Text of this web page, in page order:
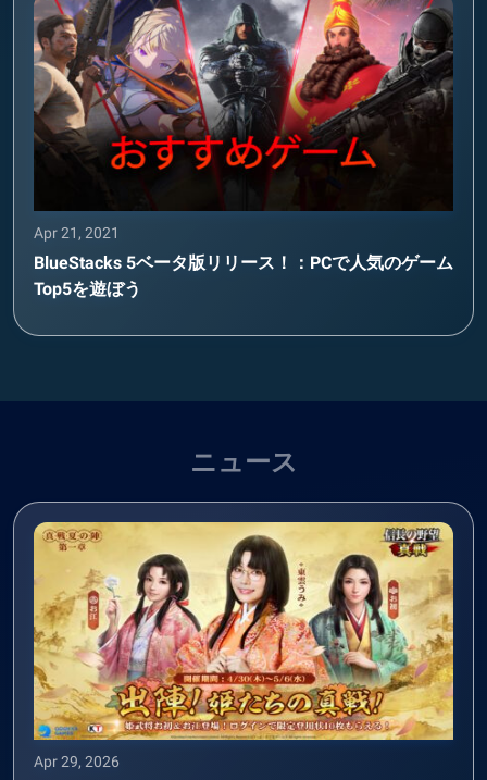
Apr 21, 2021
BlueStacks 5ベータ版リリース！：PCで人気のゲーム
Top5を遊ぼう
ニュース
Apr 29, 2026